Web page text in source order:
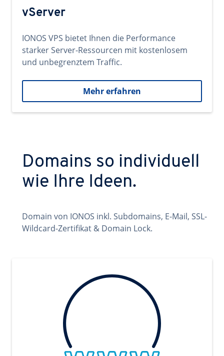
vServer
IONOS VPS bietet Ihnen die Performance
starker Server-Ressourcen mit kostenlosem
und unbegrenztem Traffic.
Mehr erfahren
Domains so individuell
wie Ihre Ideen.
Domain von IONOS inkl. Subdomains, E-Mail, SSL-
Wildcard-Zertifikat & Domain Lock.